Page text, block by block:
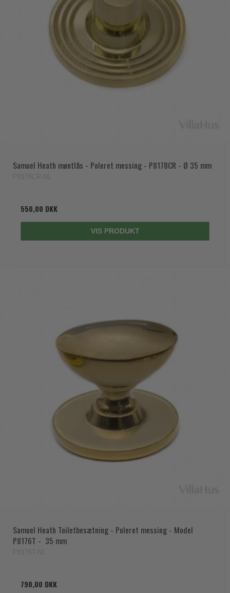
Samuel Heath møntlås - Poleret messing - P8178CR - Ø 35 mm
550,00 DKK
VIS PRODUKT
Samuel Heath Toiletbesætning - Poleret messing - Model
P8176T -  35 mm
790,00 DKK